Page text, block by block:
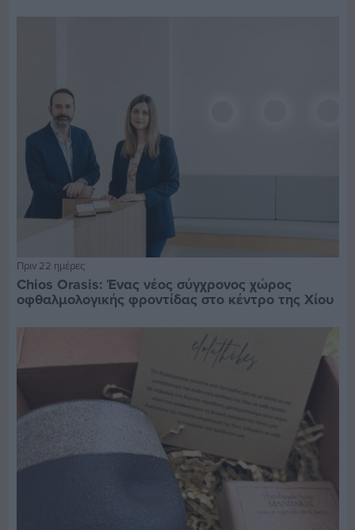
Πριν 22 ημέρες
Chios Orasis: Ένας νέος σύγχρονος χώρος
οφθαλμολογικής φροντίδας στο κέντρο της Χίου